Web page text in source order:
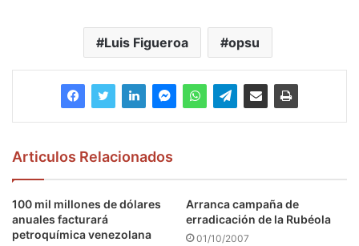
Luis Figueroa opsu
Articulos Relacionados
100 mil millones de dólares
anuales facturará
petroquímica venezolana
Arranca campaña de
erradicación de la Rubéola
01/10/2007